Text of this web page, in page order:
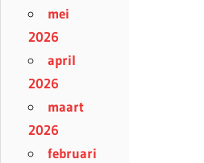
mei
2026
april
2026
maart
2026
februari